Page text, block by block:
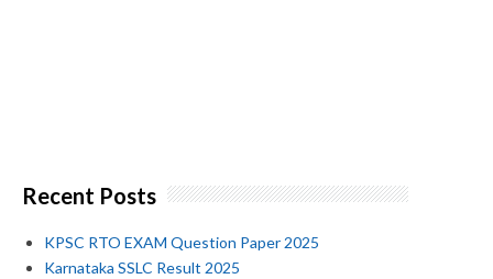
Recent Posts
KPSC RTO EXAM Question Paper 2025
Karnataka SSLC Result 2025